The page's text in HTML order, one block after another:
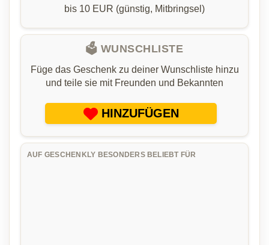
bis 10 EUR (günstig, Mitbringsel)
🗳️ WUNSCHLISTE
Füge das Geschenk zu deiner Wunschliste hinzu
und teile sie mit Freunden und Bekannten
HINZUFÜGEN
AUF GESCHENKLY BESONDERS BELIEBT FÜR